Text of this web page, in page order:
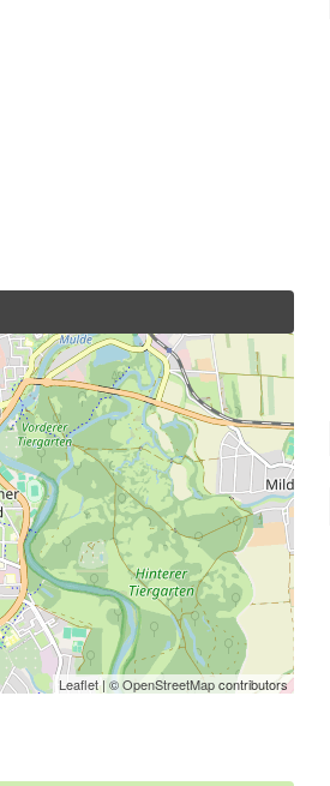
Leaflet| ©OpenStreetMapcontributors